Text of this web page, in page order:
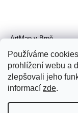
Používáme
prohlížení webu a
zlepšovali jeho
informací zde.
ArtMap v Brně
Radnická 4, Brno
úterý–pátek 11–19 h
sobota 14–19 h
+420 702 152 298